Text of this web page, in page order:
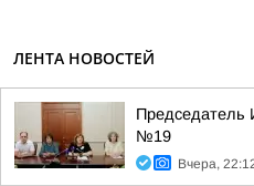
ЛЕНТА НОВОСТЕЙ
Председатель
№19
Вчера,